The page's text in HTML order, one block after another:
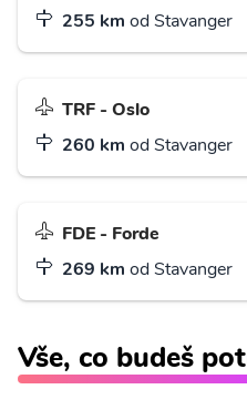
255 km od Stavanger
TRF - Oslo
260 km od Stavanger
FDE - Forde
269 km od Stavanger
Vše, co budeš